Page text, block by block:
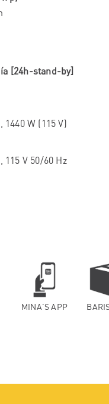
[24h-stand-by]
1440 W (115 V)
115 V 50/60 Hz
MINA'S APP